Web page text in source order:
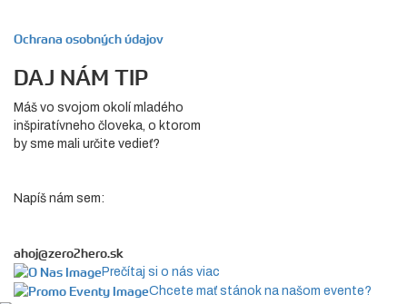
Ochrana osobných údajov
DAJ NÁM TIP
Máš vo svojom okolí mladého
inšpiratívneho človeka, o ktorom
by sme mali určite vedieť?
Napíš nám sem:
ahoj@zero2hero.sk
Prečítaj si o nás viac
Chcete mať stánok na našom evente?